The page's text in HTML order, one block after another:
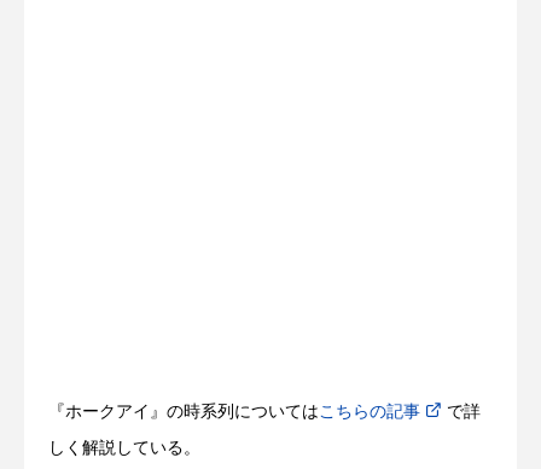
『ホークアイ』の時系列についてはこちらの記事 で詳
しく解説している。